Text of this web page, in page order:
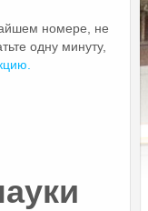
номере, не
одну минуту,